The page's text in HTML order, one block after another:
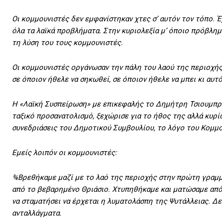
Οι κομμουνιστές δεν εμφανίστηκαν χτες σ’ αυτόν τον
όλα τα λαϊκά προβλήματα. Στην κυριολεξία μ’ όποιο
τη λύση του τους κομμουνιστές.
Οι κομμουνιστές οργάνωσαν την πάλη του λαού της
σε όποιον ήθελε να σηκωθεί, σε όποιον ήθελε να μπει κι
Η «Λαϊκή Συσπείρωση» με επικεφαλής το Δημήτρη
ταξικό προσανατολισμό, ξεχώρισε για το ήθος της αλλά
συνεδριάσεις του Δημοτικού Συμβουλίου, το λόγο του
Εμείς λοιπόν οι κομμουνιστές:
¾Βρεθήκαμε μαζί με το λαό της περιοχής στην πρώτη
από το βεβαρημένο Θριάσιο. Χτυπηθήκαμε και ματώσαμε
να σταματήσει να έρχεται η λυματολάσπη της Ψυτάλλειας.
ανταλλάγματα.